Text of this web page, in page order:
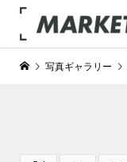
写真ギャラリー